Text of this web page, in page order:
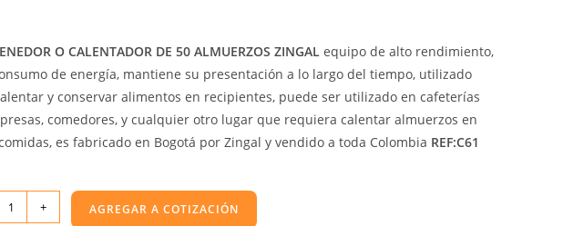
O CALENTADOR DE 50 ALMUERZOS ZINGAL equipo de alto rendimiento,
de energía, mantiene su presentación a lo largo del tiempo, utilizado
y conservar alimentos en recipientes, puede ser utilizado en cafeterías
comedores, y cualquier otro lugar que requiera calentar almuerzos en
es fabricado en Bogotá por Zingal y vendido a toda Colombia REF:C61
+ AGREGAR A COTIZACIÓN